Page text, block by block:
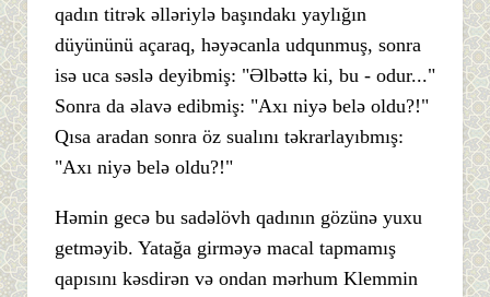
qadın titrək əlləriylə başındakı yaylığın
düyününü açaraq, həyəcanla udqunmuş, sonra
isə uca səslə deyibmiş: "Əlbəttə ki, bu - odur..."
Sonra da əlavə edibmiş: "Axı niyə belə oldu?!"
Qısa aradan sonra öz sualını təkrarlayıbmış:
"Axı niyə belə oldu?!"
Həmin gecə bu sadəlövh qadının gözünə yuxu
getməyib. Yatağa girməyə macal tapmamış
qapısını kəsdirən və ondan mərhum Klemmin